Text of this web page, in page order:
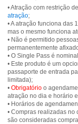
• Atração com restrição
atração;
• A atração funciona das
mas o mesmo funciona
• Não é permitido
permanentemente
• O Single Pass é
• Este produto é um
passaporte de entrada
limitada);
• Obrigatório o
atração no dia e horário
• Horários de
• Compras realizadas
são consideradas